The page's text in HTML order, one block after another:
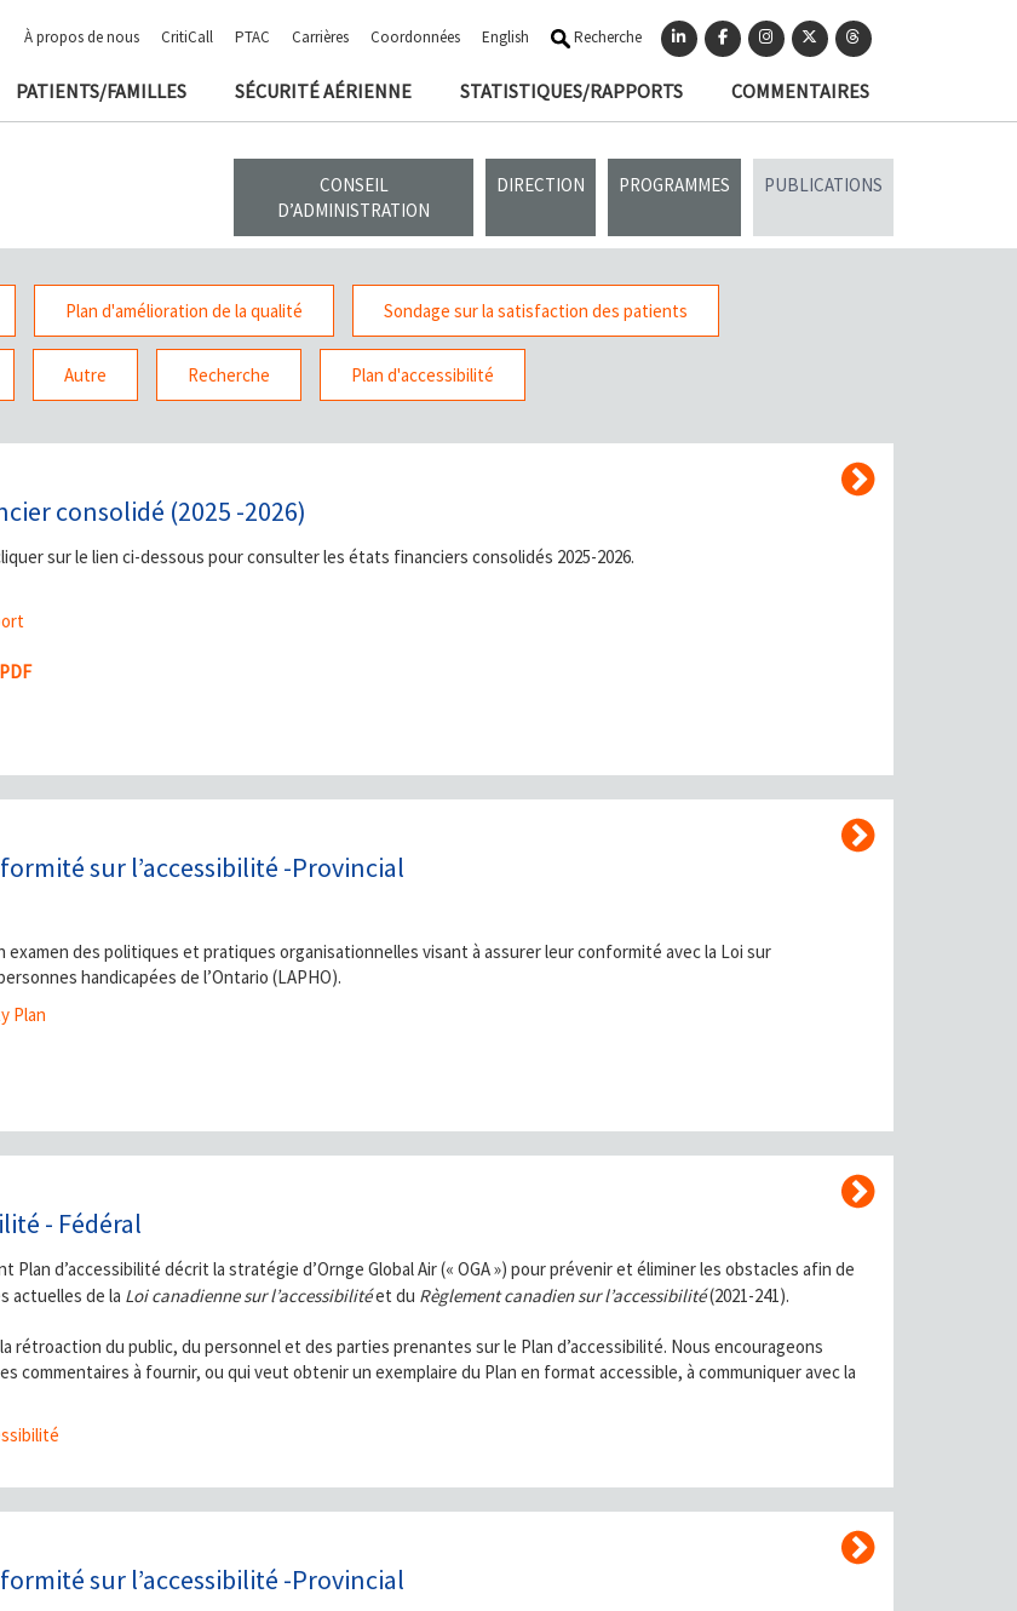
À propos de nous CritiCall PTAC Carrières Coordonnées English Recherche
PATIENTS/FAMILLES SÉCURITÉ AÉRIENNE STATISTIQUES/RAPPORTS COMMENTAIRES
CONSEIL
D’ADMINISTRATION
DIRECTION PROGRAMMES PUBLICATIONS
Plan d'amélioration de la qualité Sondage sur la satisfaction des patients
Autre Recherche Plan d'accessibilité
consolidé (2025 -2026)
sur le lien ci-dessous pour consulter les états financiers consolidés 2025-2026.
sur l’accessibilité -Provincial
examen des politiques et pratiques organisationnelles visant à assurer leur conformité avec la Loi sur
handicapées de l’Ontario (LAPHO).
Plan
- Fédéral
Plan d’accessibilité décrit la stratégie d’Ornge Global Air (« OGA ») pour prévenir et éliminer les obstacles afin de
actuelles de la Loi canadienne sur l’accessibilitéet du Règlement canadien sur l’accessibilité(2021-241).
rétroaction du public, du personnel et des parties prenantes sur le Plan d’accessibilité. Nous encourageons
commentaires à fournir, ou qui veut obtenir un exemplaire du Plan en format accessible, à communiquer avec la
sur l’accessibilité -Provincial